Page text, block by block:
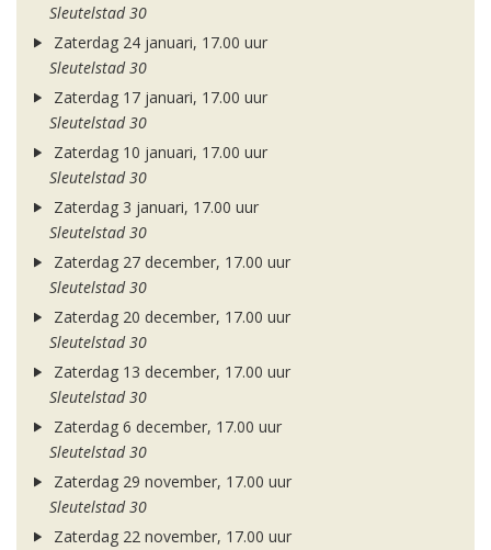
Sleutelstad 30
Zaterdag 24 januari, 17.00 uur
Sleutelstad 30
Zaterdag 17 januari, 17.00 uur
Sleutelstad 30
Zaterdag 10 januari, 17.00 uur
Sleutelstad 30
Zaterdag 3 januari, 17.00 uur
Sleutelstad 30
Zaterdag 27 december, 17.00 uur
Sleutelstad 30
Zaterdag 20 december, 17.00 uur
Sleutelstad 30
Zaterdag 13 december, 17.00 uur
Sleutelstad 30
Zaterdag 6 december, 17.00 uur
Sleutelstad 30
Zaterdag 29 november, 17.00 uur
Sleutelstad 30
Zaterdag 22 november, 17.00 uur